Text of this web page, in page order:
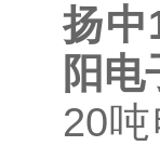
扬中
阳
20